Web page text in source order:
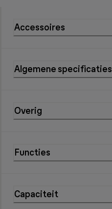
Accessoires
Algemene specificaties
Overig
Functies
Capaciteit